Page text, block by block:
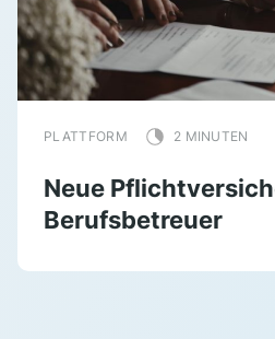
PLATTFORM 2 MINUTEN
Neue
Berufsbetreuer